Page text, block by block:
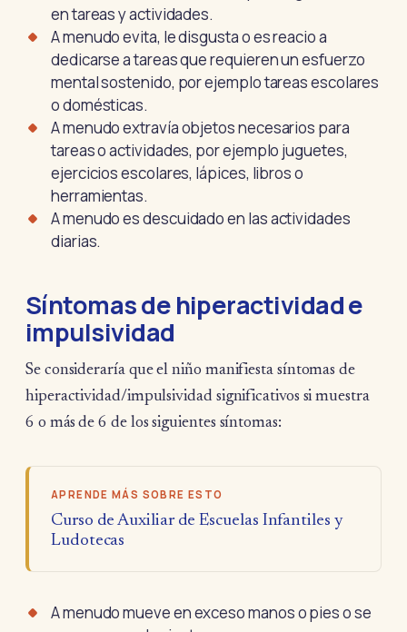
en tareas y actividades.
A menudo evita, le disgusta o es reacio a
dedicarse a tareas que requieren un esfuerzo
mental sostenido, por ejemplo tareas escolares
o domésticas.
A menudo extravía objetos necesarios para
tareas o actividades, por ejemplo juguetes,
ejercicios escolares, lápices, libros o
herramientas.
A menudo es descuidado en las actividades
diarias.
Síntomas de hiperactividad e
impulsividad
Se consideraría que el niño manifiesta síntomas de
hiperactividad/impulsividad significativos si muestra
6 o más de 6 de los siguientes síntomas:
APRENDE MÁS SOBRE ESTO
Curso de Auxiliar de Escuelas Infantiles y
Ludotecas
A menudo mueve en exceso manos o pies o se